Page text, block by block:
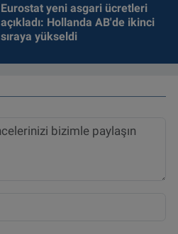
Eurostat yeni asgari ücretleri
açıkladı: Hollanda AB'de ikinci
sıraya yükseldi